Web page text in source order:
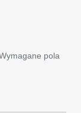
pola